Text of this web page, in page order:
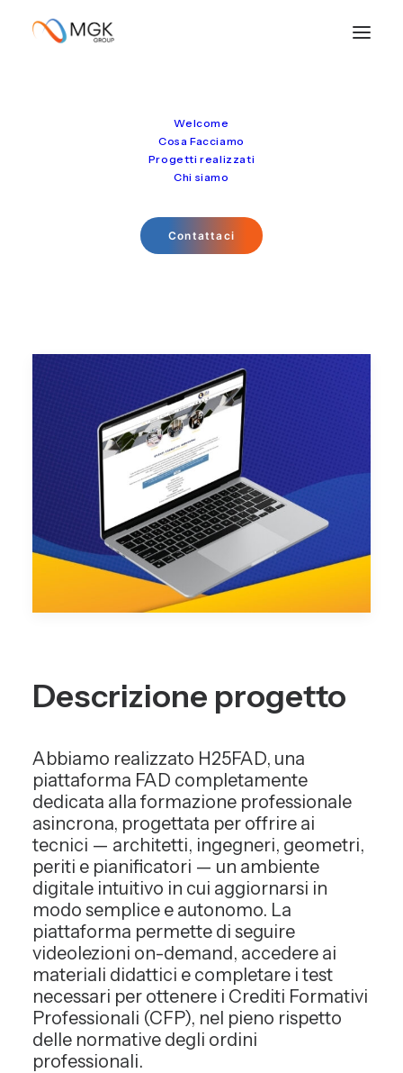
Welcome
Cosa Facciamo
Progetti realizzati
Chi siamo
Contattaci
Scheda progetto
Descrizione progetto
Abbiamo realizzato H25FAD, una
piattaforma FAD completamente
dedicata alla formazione professionale
asincrona, progettata per offrire ai
tecnici — architetti, ingegneri, geometri,
periti e pianificatori — un ambiente
digitale intuitivo in cui aggiornarsi in
modo semplice e autonomo. La
piattaforma permette di seguire
videolezioni on-demand, accedere ai
materiali didattici e completare i test
necessari per ottenere i Crediti Formativi
Professionali (CFP), nel pieno rispetto
delle normative degli ordini
professionali.